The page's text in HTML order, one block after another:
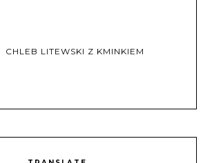
CHLEB LITEWSKI Z KMINKIEM